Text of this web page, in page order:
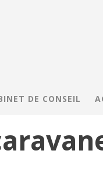
DE CONSEIL